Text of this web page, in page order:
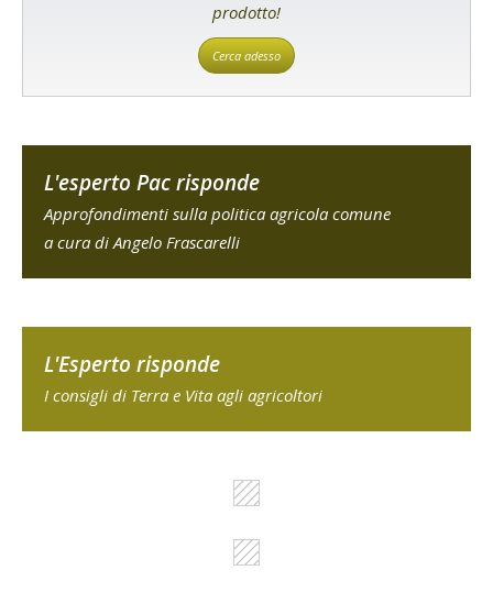
prodotto!
Cerca adesso
L'esperto Pac risponde
Approfondimenti sulla politica agricola comune
a cura di Angelo Frascarelli
L'Esperto risponde
I consigli di Terra e Vita agli agricoltori